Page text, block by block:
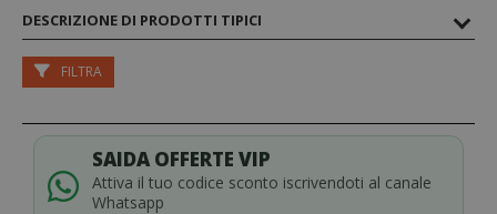
DESCRIZIONE DI PRODOTTI TIPICI
SAIDA OFFERTE VIP
Attiva il tuo codice sconto iscrivendoti al canale
Whatsapp
FILTRA